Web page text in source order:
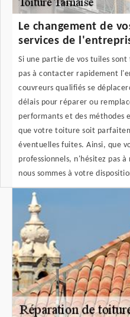
Le changement de
services de
Si une partie de vos tuiles sont
pas à contacter rapidement
couvreurs qualifiés se
délais pour réparer ou
performants et des méthodes
que votre toiture soit
éventuelles fuites. Ainsi, que
professionnels, n'hésitez pas
nous sommes à votre